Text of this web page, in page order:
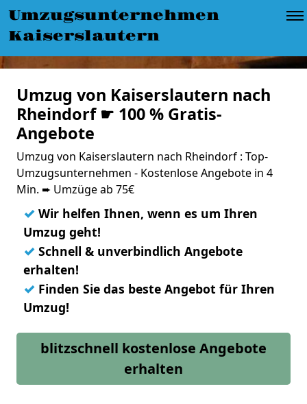
Umzugsunternehmen
Kaiserslautern
Umzug von Kaiserslautern nach
Rheindorf ☛ 100 % Gratis-
Angebote
Umzug von Kaiserslautern nach Rheindorf : Top-
Umzugsunternehmen - Kostenlose Angebote in 4
Min. ➨ Umzüge ab 75€
✓ Wir helfen Ihnen, wenn es um Ihren
Umzug geht!
✓ Schnell & unverbindlich Angebote
erhalten!
✓ Finden Sie das beste Angebot für Ihren
Umzug!
blitzschnell kostenlose Angebote
erhalten